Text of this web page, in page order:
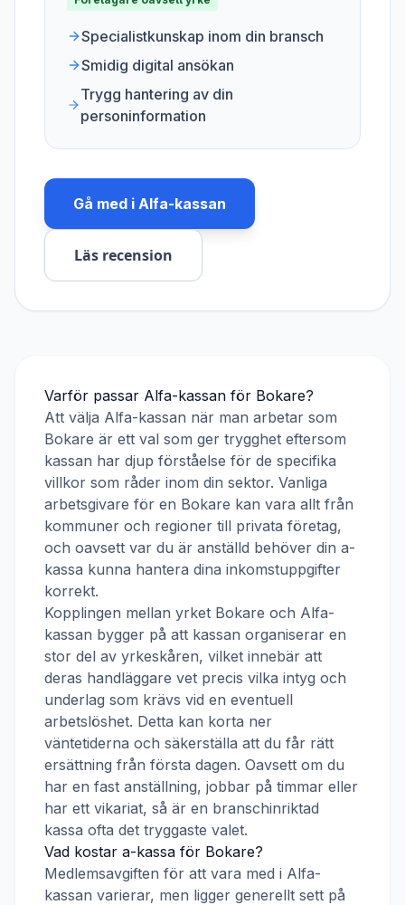
Specialistkunskap inom din bransch
Smidig digital ansökan
Trygg hantering av din
personinformation
Gå med i Alfa-kassan
Läs recension
Varför passar Alfa-kassan för Bokare?
Att välja Alfa-kassan när man arbetar som
Bokare är ett val som ger trygghet eftersom
kassan har djup förståelse för de specifika
villkor som råder inom din sektor. Vanliga
arbetsgivare för en Bokare kan vara allt från
kommuner och regioner till privata företag,
och oavsett var du är anställd behöver din a-
kassa kunna hantera dina inkomstuppgifter
korrekt.
Kopplingen mellan yrket Bokare och Alfa-
kassan bygger på att kassan organiserar en
stor del av yrkeskåren, vilket innebär att
deras handläggare vet precis vilka intyg och
underlag som krävs vid en eventuell
arbetslöshet. Detta kan korta ner
väntetiderna och säkerställa att du får rätt
ersättning från första dagen. Oavsett om du
har en fast anställning, jobbar på timmar eller
har ett vikariat, så är en branschinriktad
kassa ofta det tryggaste valet.
Vad kostar a-kassa för Bokare?
Medlemsavgiften för att vara med i Alfa-
kassan varierar, men ligger generellt sett på